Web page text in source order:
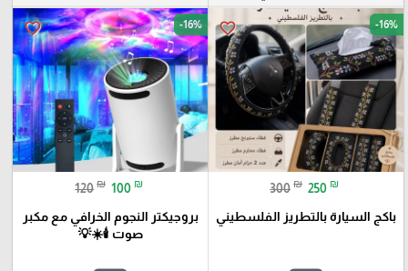
favorite_border -16%
300 ₪ 250 ₪
باكج السيارة بالتطريز الفلسطيني
favorite_border -16%
120 ₪ 100 ₪
بروجيكتر النجوم الخرافي مع مكبر
صوت 🕯️☀️💡